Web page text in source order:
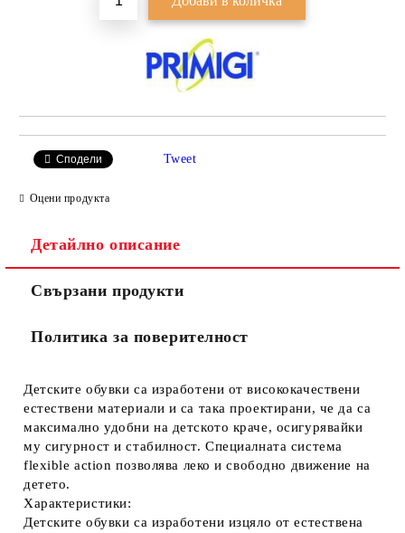
Сподели Tweet
Оцени продукта
Детайлно описание
Свързани продукти
Политика за поверителност
Детските обувки са изработени от висококачествени
естествени материали и са така проектирани, че да са
максимално удобни на детското краче, осигурявайки
му сигурност и стабилност. Специалната система
flexible action позволява леко и свободно движение на
детето.
Характеристики:
Детските обувки са изработени изцяло от естествена